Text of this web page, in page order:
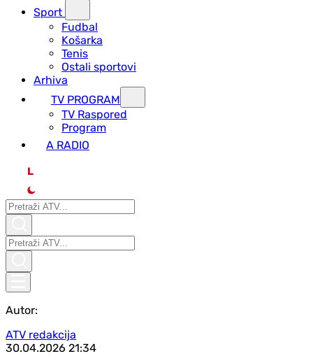
Sport
Fudbal
Košarka
Tenis
Ostali sportovi
Arhiva
TV PROGRAM
ТV Raspored
Program
A RADIO
L
Autor:
ATV redakcija
30.04.2026 21:34